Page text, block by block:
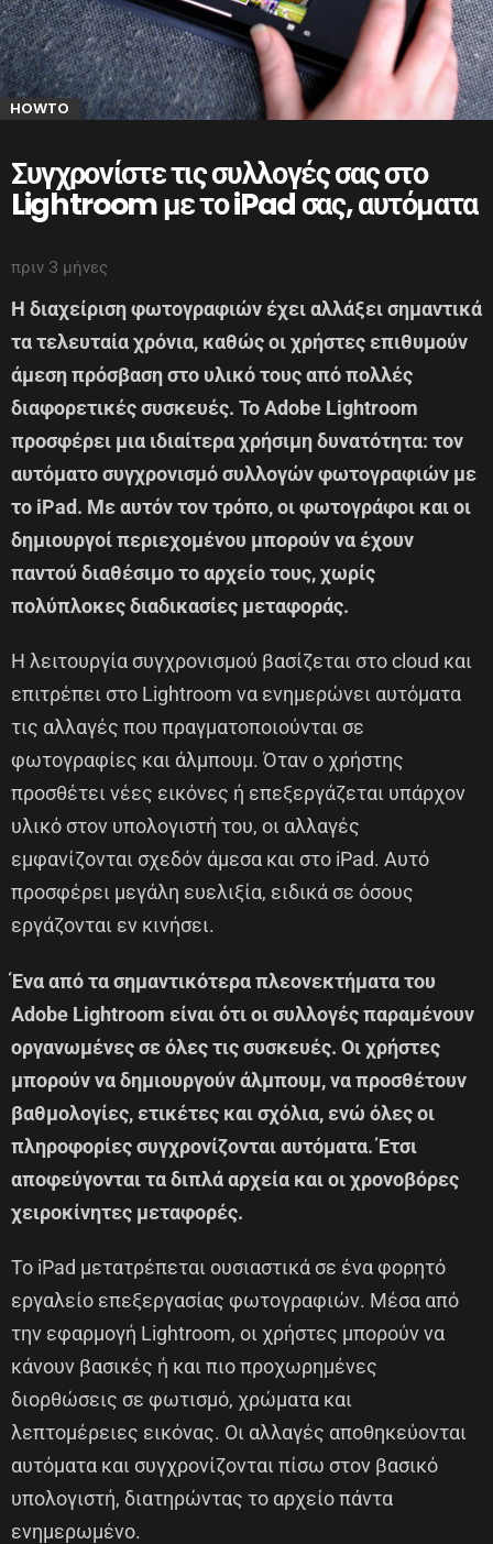
HOWTO
Συγχρονίστε τις συλλογές σας στο
Lightroom με το iPad σας, αυτόματα
πριν 3 μήνες
Η διαχείριση φωτογραφιών έχει αλλάξει σημαντικά
τα τελευταία χρόνια, καθώς οι χρήστες επιθυμούν
άμεση πρόσβαση στο υλικό τους από πολλές
διαφορετικές συσκευές. Το Adobe Lightroom
προσφέρει μια ιδιαίτερα χρήσιμη δυνατότητα: τον
αυτόματο συγχρονισμό συλλογών φωτογραφιών με
το iPad. Με αυτόν τον τρόπο, οι φωτογράφοι και οι
δημιουργοί περιεχομένου μπορούν να έχουν
παντού διαθέσιμο το αρχείο τους, χωρίς
πολύπλοκες διαδικασίες μεταφοράς.
Η λειτουργία συγχρονισμού βασίζεται στο cloud και
επιτρέπει στο Lightroom να ενημερώνει αυτόματα
τις αλλαγές που πραγματοποιούνται σε
φωτογραφίες και άλμπουμ. Όταν ο χρήστης
προσθέτει νέες εικόνες ή επεξεργάζεται υπάρχον
υλικό στον υπολογιστή του, οι αλλαγές
εμφανίζονται σχεδόν άμεσα και στο iPad. Αυτό
προσφέρει μεγάλη ευελιξία, ειδικά σε όσους
εργάζονται εν κινήσει.
Ένα από τα σημαντικότερα πλεονεκτήματα του
Adobe Lightroom είναι ότι οι συλλογές παραμένουν
οργανωμένες σε όλες τις συσκευές. Οι χρήστες
μπορούν να δημιουργούν άλμπουμ, να προσθέτουν
βαθμολογίες, ετικέτες και σχόλια, ενώ όλες οι
πληροφορίες συγχρονίζονται αυτόματα. Έτσι
αποφεύγονται τα διπλά αρχεία και οι χρονοβόρες
χειροκίνητες μεταφορές.
Το iPad μετατρέπεται ουσιαστικά σε ένα φορητό
εργαλείο επεξεργασίας φωτογραφιών. Μέσα από
την εφαρμογή Lightroom, οι χρήστες μπορούν να
κάνουν βασικές ή και πιο προχωρημένες
διορθώσεις σε φωτισμό, χρώματα και
λεπτομέρειες εικόνας. Οι αλλαγές αποθηκεύονται
αυτόματα και συγχρονίζονται πίσω στον βασικό
υπολογιστή, διατηρώντας το αρχείο πάντα
ενημερωμένο.